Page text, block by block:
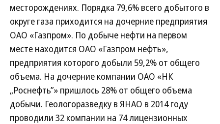
месторождениях. Порядка 79,6% всего добытого в
округе газа приходится на дочерние предприятия
ОАО «Газпром». По добыче нефти на первом
месте находится ОАО «Газпром нефть»,
предприятия которого добыли 59,2% от общего
объема. На дочерние компании ОАО «НК
„Роснефть”» пришлось 28% от общего объема
добычи. Геологоразведку в ЯНАО в 2014 году
проводили 32 компании на 74 лицензионных